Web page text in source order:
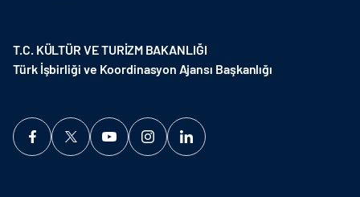
T.C. KÜLTÜR VE TURİZM BAKANLIĞI
Türk İşbirliği ve Koordinasyon Ajansı Başkanlığı